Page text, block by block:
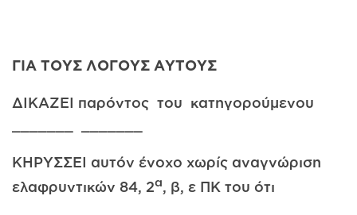
ΓΙΑ ΤΟΥΣ ΛΟΓΟΥΣ ΑΥΤΟΥΣ
ΔΙΚΑΖΕΙ παρόντος του κατηγορούμενου
ΚΗΡΥΣΣΕΙ αυτόν ένοχο χωρίς αναγνώριση
ελαφρυντικών 84, 2α , β, ε ΠΚ του ότι